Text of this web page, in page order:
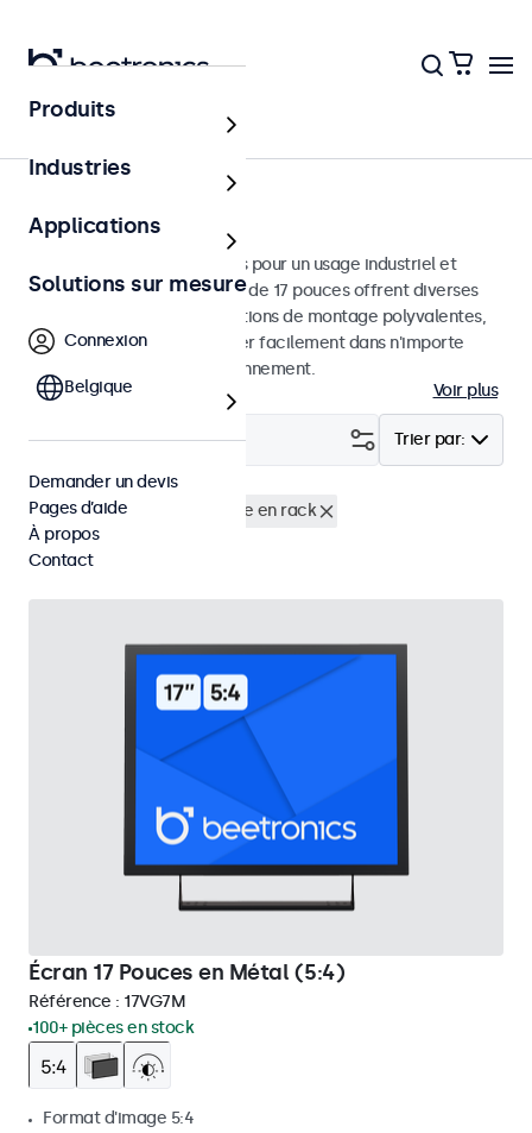
Écrans
Moniteurs 17 pouces
Moniteurs 17 pouces conçus pour un usage industriel et
commercial. Ces moniteurs de 17 pouces offrent diverses
connexions vidéo et des options de montage polyvalentes,
leur permettant de s'intégrer facilement dans n'importe
quelle application et environnement.
Voir plus
Trier par:
Filtrer (2)
Écrans 17 pouces
Montage en rack
Supprimer tous les filtres
Écran 17 Pouces en Métal (5:4)
Référence : 17VG7M
100+ pièces en stock
Format d'image 5:4
Produits
Industries
Applications
Solutions sur mesure
Connexion
Belgique
Demander un devis
Pages d’aide
À propos
Contact